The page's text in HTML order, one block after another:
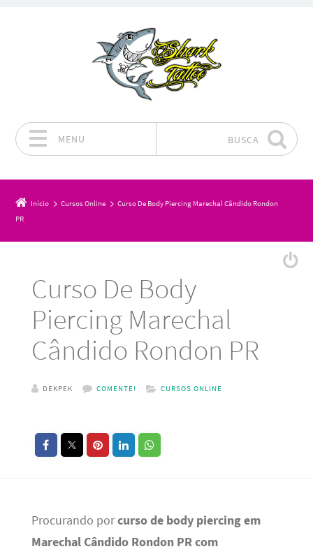
MENU BUSCA
Início Cursos Online
Curso De Body Piercing Marechal Cândido Rondon
PR
Curso De Body
Piercing Marechal
Cândido Rondon PR
DEKPEK COMENTE! CURSOS ONLINE
Procurando porcurso de body piercing em
Marechal Cândido Rondon PR com